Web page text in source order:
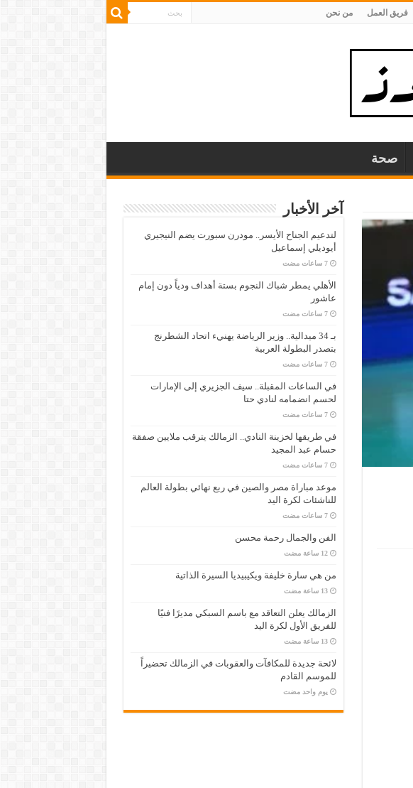
فريق العمل من نحن
صحة
آخر الأخبار
لتدعيم الجناح الأيسر.. مودرن سبورت يضم النيجيري
أيوديلي إسماعيل
‏7 ساعات مضت
الأهلي يمطر شباك النجوم بستة أهداف ودياً دون إمام
عاشور
‏7 ساعات مضت
بـ 34 ميدالية.. وزير الرياضة يهنيء اتحاد الشطرنج
بتصدر البطولة العربية
‏7 ساعات مضت
في الساعات المقبلة.. سيف الجزيري إلى الإمارات
لحسم انضمامه لنادي حتا
‏7 ساعات مضت
في طريقها لخزينة النادي.. الزمالك يترقب ملايين صفقة
حسام عبد المجيد
‏7 ساعات مضت
موعد مباراة مصر والصين في ربع نهائي بطولة العالم
للناشئات لكرة اليد
‏7 ساعات مضت
الفن والجمال رحمة محسن
‏12 ساعة مضت
من هي سارة خليفة ويكيبيديا السيرة الذاتية
‏13 ساعة مضت
الزمالك يعلن التعاقد مع باسم السبكي مديرًا فنيًا
للفريق الأول لكرة اليد
‏13 ساعة مضت
لائحة جديدة للمكافآت والعقوبات في الزمالك تحضيراً
للموسم القادم
‏يوم واحد مضت